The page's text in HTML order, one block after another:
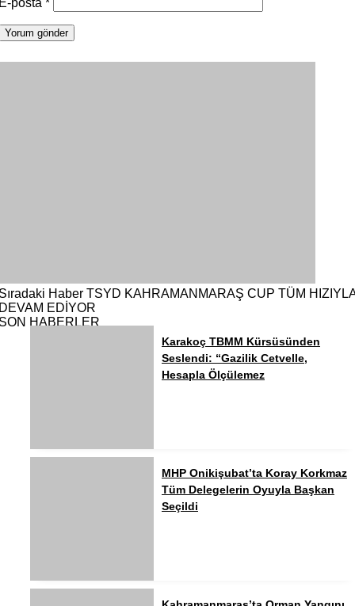
posta *
Haber TSYD KAHRAMANMARAŞ CUP TÜM
EDİYOR
HABERLER
Karakoç TBMM Kürsüsünden
Seslendi: “Gazilik Cetvelle,
Hesapla Ölçülemez
MHP Onikişubat’ta Koray Korkmaz
Tüm Delegelerin Oyuyla Başkan
Seçildi